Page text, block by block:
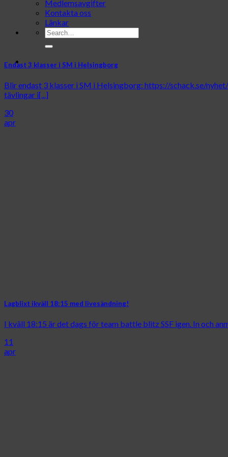
Medlemsavgifter
Kontakta oss
Länkar
Endast 3 klasser i SM i Helsingborg
Blir endast 3 klasser i SM i Helsingborg: https://schack.se/
tävlingar i[...]
30
apr
Lagblixt ikväll 18:15 med livesändning!
I kväll 18:15 är det dags för team battle blitz SSF igen. In och
11
apr